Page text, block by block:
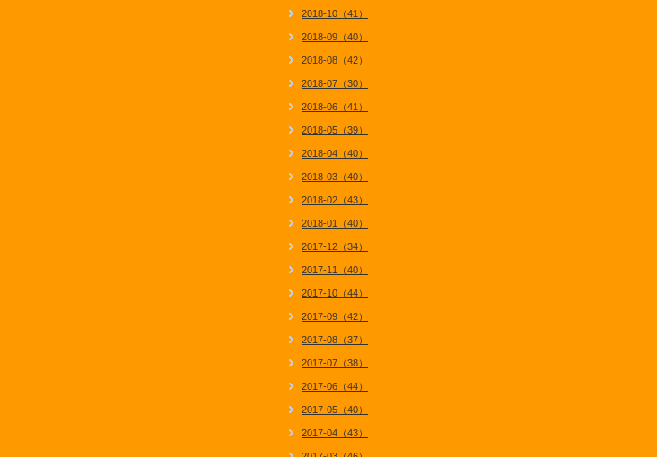
2018-10（41）
2018-09（40）
2018-08（42）
2018-07（30）
2018-06（41）
2018-05（39）
2018-04（40）
2018-03（40）
2018-02（43）
2018-01（40）
2017-12（34）
2017-11（40）
2017-10（44）
2017-09（42）
2017-08（37）
2017-07（38）
2017-06（44）
2017-05（40）
2017-04（43）